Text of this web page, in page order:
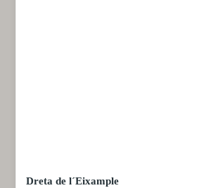
Dreta de l´Eixample